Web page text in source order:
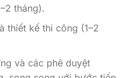
tháng).
thiết kế thi công (1–2
và các phê duyệt